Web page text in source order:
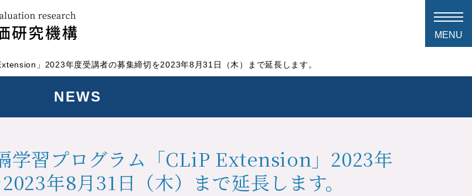
」2023年度受講者の募集締切を2023年8月31日（木）まで延長します。
NEWS
学習プログラム「CLiP Extension」2023年
年8月31日（木）まで延長します。